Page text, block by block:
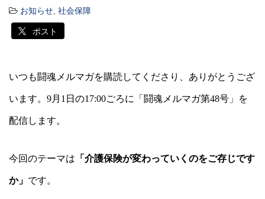
お知らせ 社会保障
ポスト
いつも闘魂メルマガを購読してくださり、ありがとうござ
います。 9月 1 日の17:00ごろに「闘魂メルマガ第48号」を
配信します。
今回のテーマは 「介護保険が変わっていくのをご存じです
か」 です。